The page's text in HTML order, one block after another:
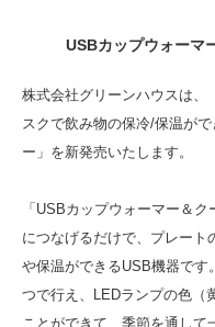
USBカップウォーマ
株式会社グリーンハウスは、
スクで飲み物の保冷/保温が
ー」を新発売いたします。
「USBカップウォーマー＆
につなげるだけで、プレート
や保温ができるUSB機器です
つで行え、LEDランプの色（
ことができて、季節を通して